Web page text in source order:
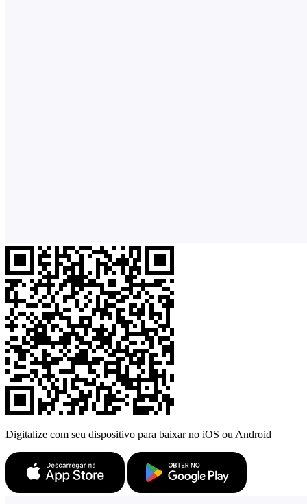
Digitalize com seu dispositivo para baixar no iOS ou Android